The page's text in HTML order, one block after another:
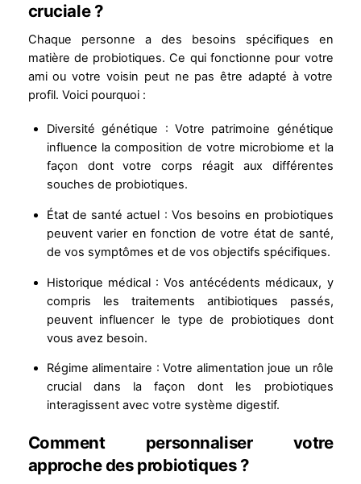
cruciale ?
Chaque personne a des besoins spécifiques en
matière de probiotiques. Ce qui fonctionne pour votre
ami ou votre voisin peut ne pas être adapté à votre
profil. Voici pourquoi :
Diversité génétique : Votre patrimoine génétique
influence la composition de votre microbiome et la
façon dont votre corps réagit aux différentes
souches de probiotiques.
État de santé actuel : Vos besoins en probiotiques
peuvent varier en fonction de votre état de santé,
de vos symptômes et de vos objectifs spécifiques.
Historique médical : Vos antécédents médicaux, y
compris les traitements antibiotiques passés,
peuvent influencer le type de probiotiques dont
vous avez besoin.
Régime alimentaire : Votre alimentation joue un rôle
crucial dans la façon dont les probiotiques
interagissent avec votre système digestif.
Comment personnaliser votre
approche des probiotiques ?